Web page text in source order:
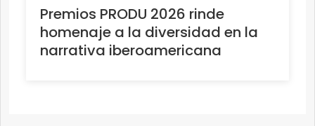
Premios PRODU 2026 rinde
homenaje a la diversidad en la
narrativa iberoamericana